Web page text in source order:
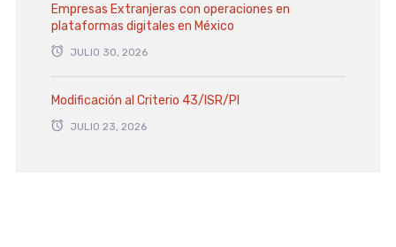
Empresas Extranjeras con operaciones en
plataformas digitales en México
JULIO 30, 2026
Modificación al Criterio 43/ISR/PI
JULIO 23, 2026